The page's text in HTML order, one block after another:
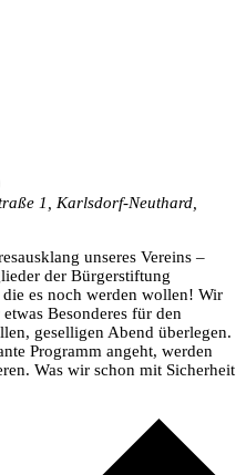
1, Karlsdorf-Neuthard,
unseres Vereins –
der Bürgerstiftung
es noch werden wollen! Wir
Besonderes für den
geselligen Abend überlegen.
Programm angeht, werden
Was wir schon mit Sicherheit